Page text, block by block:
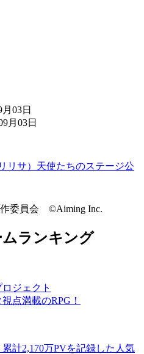
03日
月03日
リサ）天使たちのステージ公
委員会 ©Aiming Inc.
ランキング
ジェクト
点満載のRPG！
計2,170万PVを記録した人気